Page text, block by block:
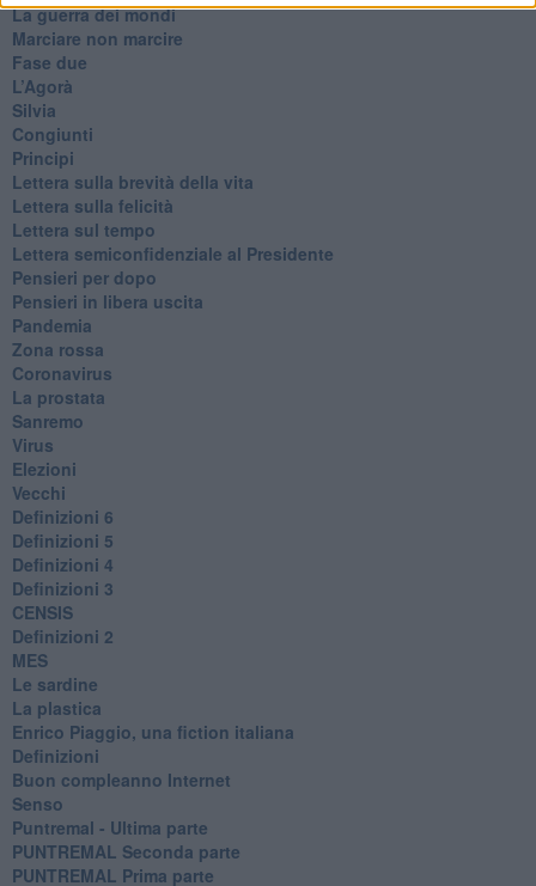
​La guerra dei mondi
Marciare non marcire
Fase due
L’Agorà
Silvia
Congiunti
Principi
​Lettera sulla brevità della vita
​Lettera sulla felicità
​Lettera sul tempo
Lettera semiconfidenziale al Presidente
Pensieri per dopo
​Pensieri in libera uscita
Pandemia
Zona rossa
Coronavirus
La prostata
Sanremo
Virus
Elezioni
Vecchi
Definizioni 6
Definizioni 5
Definizioni 4
Definizioni 3
CENSIS
​Definizioni 2
MES
Le sardine
La plastica
​Enrico Piaggio, una fiction italiana
Definizioni
​Buon compleanno Internet
Senso
Puntremal - Ultima parte
PUNTREMAL Seconda parte
​PUNTREMAL Prima parte